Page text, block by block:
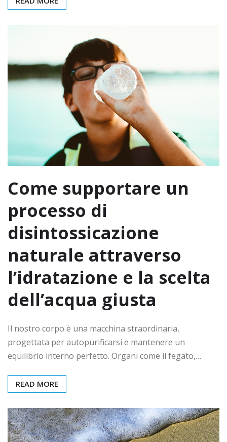
Come supportare un
processo di
disintossicazione
naturale attraverso
l’idratazione e la scelta
dell’acqua giusta
Il nostro corpo è una macchina straordinaria,
progettata per autopurificarsi e mantenere un
equilibrio interno perfetto. Organi come il fegato,…
READ MORE